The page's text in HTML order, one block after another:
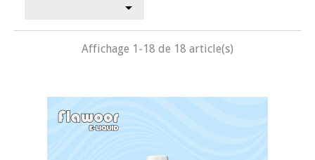

Affichage 1-18 de 18 article(s)